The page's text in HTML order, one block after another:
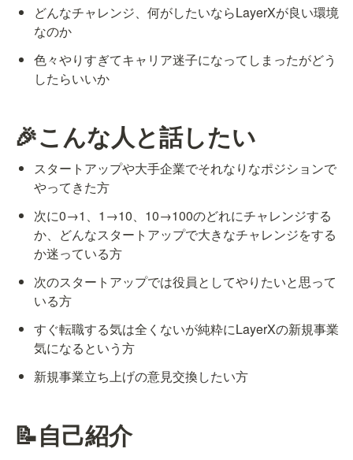
どんなチャレンジ、何がしたいならLayerXが良い環境
なのか
色々やりすぎてキャリア迷子になってしまったがどう
したらいいか
🎉こんな人と話したい
スタートアップや大手企業でそれなりなポジションで
やってきた方
次に0→1、1→10、10→100のどれにチャレンジする
か、どんなスタートアップで大きなチャレンジをする
か迷っている方
次のスタートアップでは役員としてやりたいと思って
いる方
すぐ転職する気は全くないが純粋にLayerXの新規事業
気になるという方
新規事業立ち上げの意見交換したい方
📝自己紹介